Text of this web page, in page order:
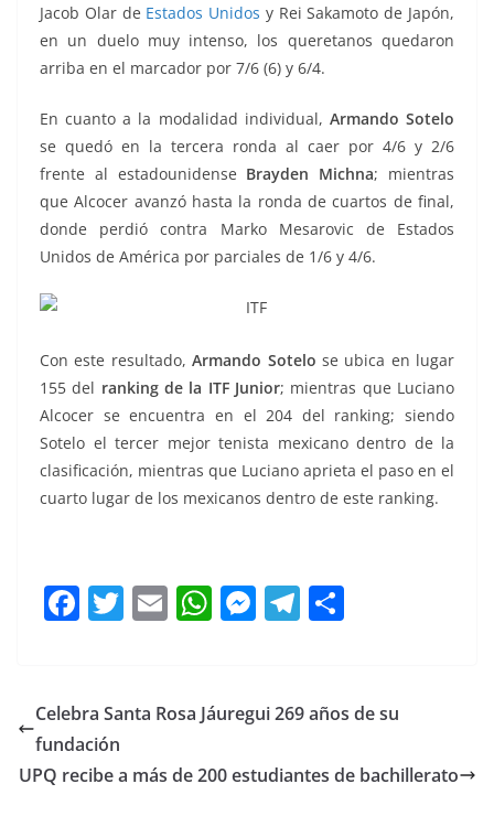
Jacob Olar de Estados Unidos y Rei Sakamoto de Japón,
en un duelo muy intenso, los queretanos quedaron
arriba en el marcador por 7/6 (6) y 6/4.
En cuanto a la modalidad individual, Armando Sotelo
se quedó en la tercera ronda al caer por 4/6 y 2/6
frente al estadounidense Brayden Michna; mientras
que Alcocer avanzó hasta la ronda de cuartos de final,
donde perdió contra Marko Mesarovic de Estados
Unidos de América por parciales de 1/6 y 4/6.
Con este resultado,Armando Sotelo se ubica en lugar
155 del ranking de la ITF Junior; mientras que Luciano
Alcocer se encuentra en el 204 del ranking; siendo
Sotelo el tercer mejor tenista mexicano dentro de la
clasificación, mientras que Luciano aprieta el paso en el
cuarto lugar de los mexicanos dentro de este ranking.
F
a
e
b
o
T
w
er
E
m
l
W
h
s
p
M
e
e
g
T
el
gr
m
p
tir
Celebra Santa Rosa Jáuregui 269 años de su
fundación
UPQ recibe a más de 200 estudiantes de bachillerato